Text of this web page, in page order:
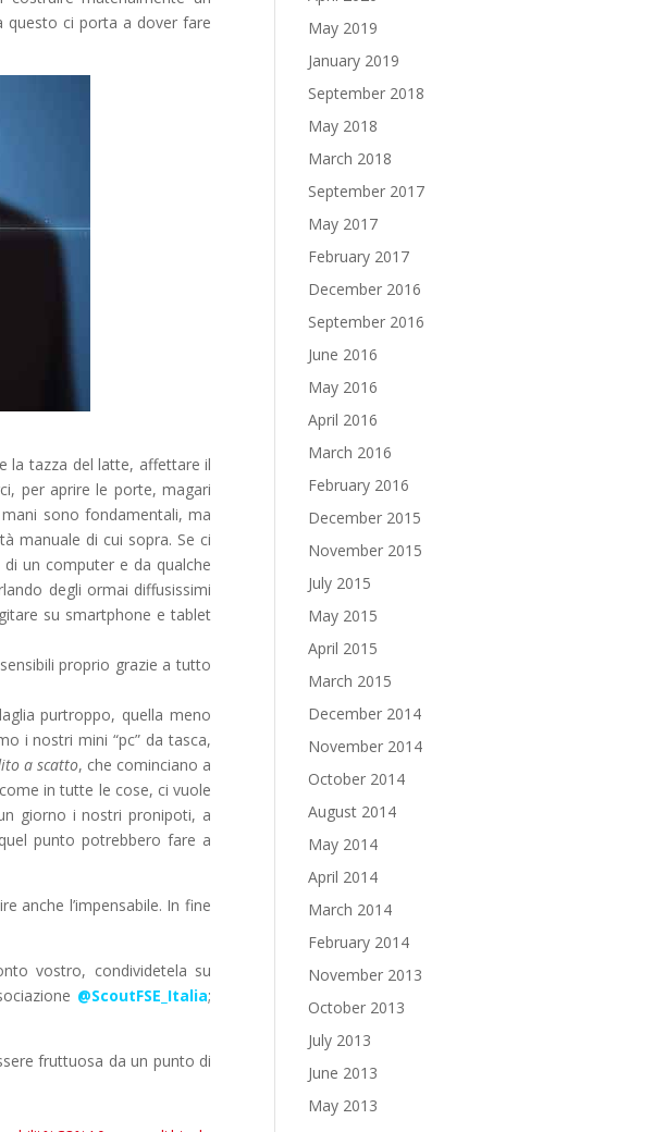
questo ci porta a dover fare
la tazza del latte, affettare il
per aprire le porte, magari
sono fondamentali, ma
manuale di cui sopra. Se ci
un computer e da qualche
degli ormai diffusissimi
su smartphone e tablet
proprio grazie a tutto
purtroppo, quella meno
i nostri mini “pc” da tasca,
a scatto, che cominciano a
in tutte le cose, ci vuole
giorno i nostri pronipoti, a
punto potrebbero fare a
anche l’impensabile. In fine
vostro, condividetela su
@ScoutFSE_Italia;
fruttuosa da un punto di
May 2019
January 2019
September 2018
May 2018
March 2018
September 2017
May 2017
February 2017
December 2016
September 2016
June 2016
May 2016
April 2016
March 2016
February 2016
December 2015
November 2015
July 2015
May 2015
April 2015
March 2015
December 2014
November 2014
October 2014
August 2014
May 2014
April 2014
March 2014
February 2014
November 2013
October 2013
July 2013
June 2013
May 2013